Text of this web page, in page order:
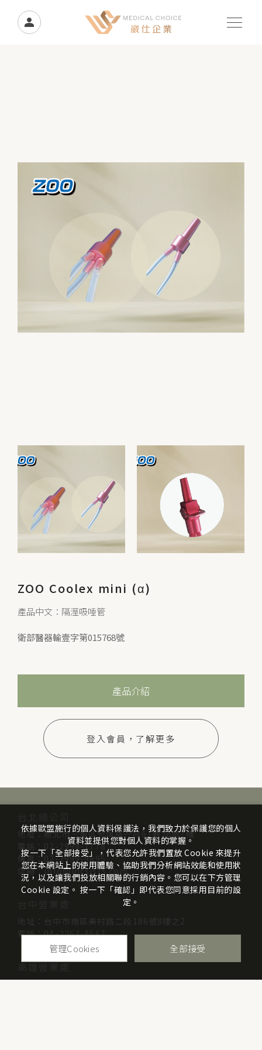
ZOO Coolex mini (α)
產品中文：隔溼吸唾管
衛部醫器輸壹字第015768號
產品介紹
登入會員，了解更多
地址：新北市三重區光復路一段61巷26號7樓
電話：02-2999-7778
傳真：02-2999-9895
信箱：info@mcsists.com
電話：04-2263-8667
高雄營業處
依據歐盟施行的個人資料保護法，我們致力於保護您的個人
資料並提供您對個人資料的掌握。
按一下「全部接受」，代表您允許我們置放 Cookie 來提升
您在本網站上的使用體驗、協助我們分析網站效能和使用狀
況，以及讓我們投放相關聯的行銷內容。您可以在下方管理
Cookie 設定。 按一下「確認」即代表您同意採用目前的設
定。
管理Cookies 全部接受